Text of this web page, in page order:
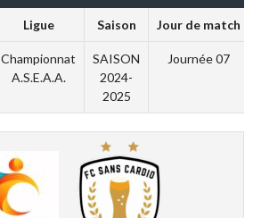
Ligue Saison Jour de match
Championnat
A.S.E.A.A.
SAISON
2024-
2025
Journée 07